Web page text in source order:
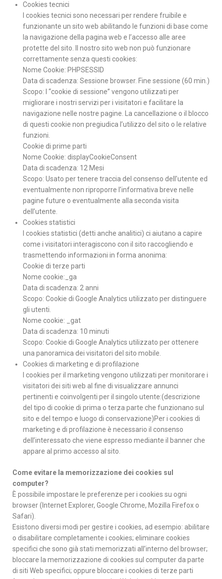
Cookies tecnici
I cookies tecnici sono necessari per rendere fruibile e
funzionante un sito web abilitando le funzioni di base come
la navigazione della pagina web e l’accesso alle aree
protette del sito. Il nostro sito web non può funzionare
correttamente senza questi cookies:
Nome Cookie: PHPSESSID
Data di scadenza: Sessione browser. Fine sessione (60 min.)
Scopo: I “cookie di sessione” vengono utilizzati per
migliorare i nostri servizi per i visitatori e facilitare la
navigazione nelle nostre pagine. La cancellazione o il blocco
di questi cookie non pregiudica l’utilizzo del sito o le relative
funzioni.
Cookie di prime parti
Nome Cookie: displayCookieConsent
Data di scadenza: 12 Mesi
Scopo: Usato per tenere traccia del consenso dell’utente ed
eventualmente non riproporre l’informativa breve nelle
pagine future o eventualmente alla seconda visita
dell’utente.
Cookies statistici
I cookies statistici (detti anche analitici) ci aiutano a capire
come i visitatori interagiscono con il sito raccogliendo e
trasmettendo informazioni in forma anonima:
Cookie di terze parti
Nome cookie:_ga
Data di scadenza: 2 anni
Scopo: Cookie di Google Analytics utilizzato per distinguere
gli utenti.
Nome cookie: _gat
Data di scadenza: 10 minuti
Scopo: Cookie di Google Analytics utilizzato per ottenere
una panoramica dei visitatori del sito mobile.
Cookies di marketing e di profilazione
I cookies per il marketing vengono utilizzati per monitorare i
visitatori dei siti web al fine di visualizzare annunci
pertinenti e coinvolgenti per il singolo utente:(descrizione
del tipo di cookie di prima o terza parte che funzionano sul
sito e del tempo e luogo di conservazione)Per i cookies di
marketing e di profilazione è necessario il consenso
dell’interessato che viene espresso mediante il banner che
appare al primo accesso al sito.
Come evitare la memorizzazione dei cookies sul
computer?
È possibile impostare le preferenze per i cookies su ogni
browser (Internet Explorer, Google Chrome, Mozilla Firefox o
Safari).
Esistono diversi modi per gestire i cookies, ad esempio: abilitare
o disabilitare completamente i cookies; eliminare cookies
specifici che sono già stati memorizzati all’interno del browser;
bloccare la memorizzazione di cookies sul computer da parte
di siti Web specifici; oppure bloccare i cookies di terze parti